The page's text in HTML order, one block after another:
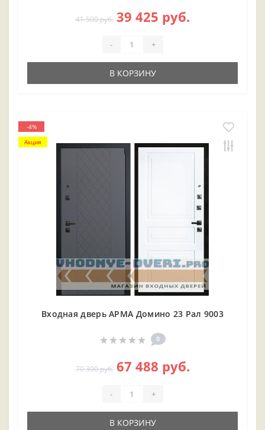
41 500 руб. 39 425 руб.
- +
В КОРЗИНУ
-4%
Акция
Входная дверь АРМА Домино 23 Рал 9003
0
70 300 руб. 67 488 руб.
- +
В КОРЗИНУ